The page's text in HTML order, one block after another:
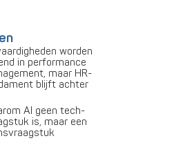
worden
in performance
maar HR-
blijft achter
AI geen tech-
is, maar een